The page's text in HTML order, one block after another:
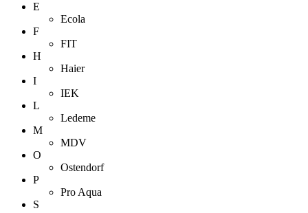
E
Ecola
F
FIT
H
Haier
I
IEK
L
Ledeme
M
MDV
O
Ostendorf
P
Pro Aqua
S